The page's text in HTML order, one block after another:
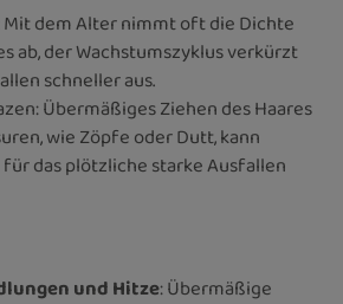
Mit dem Alter nimmt oft die Dichte
ab, der Wachstumszyklus verkürzt
schneller aus.
Übermäßiges Ziehen des Haares
wie Zöpfe oder Dutt, kann
das plötzliche starke Ausfallen
und Hitze: Übermäßige